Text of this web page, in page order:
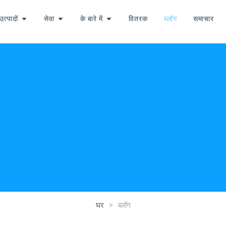
सेवा के बारे में वितरक ब्लॉग समाचार
घर > ब्लॉग